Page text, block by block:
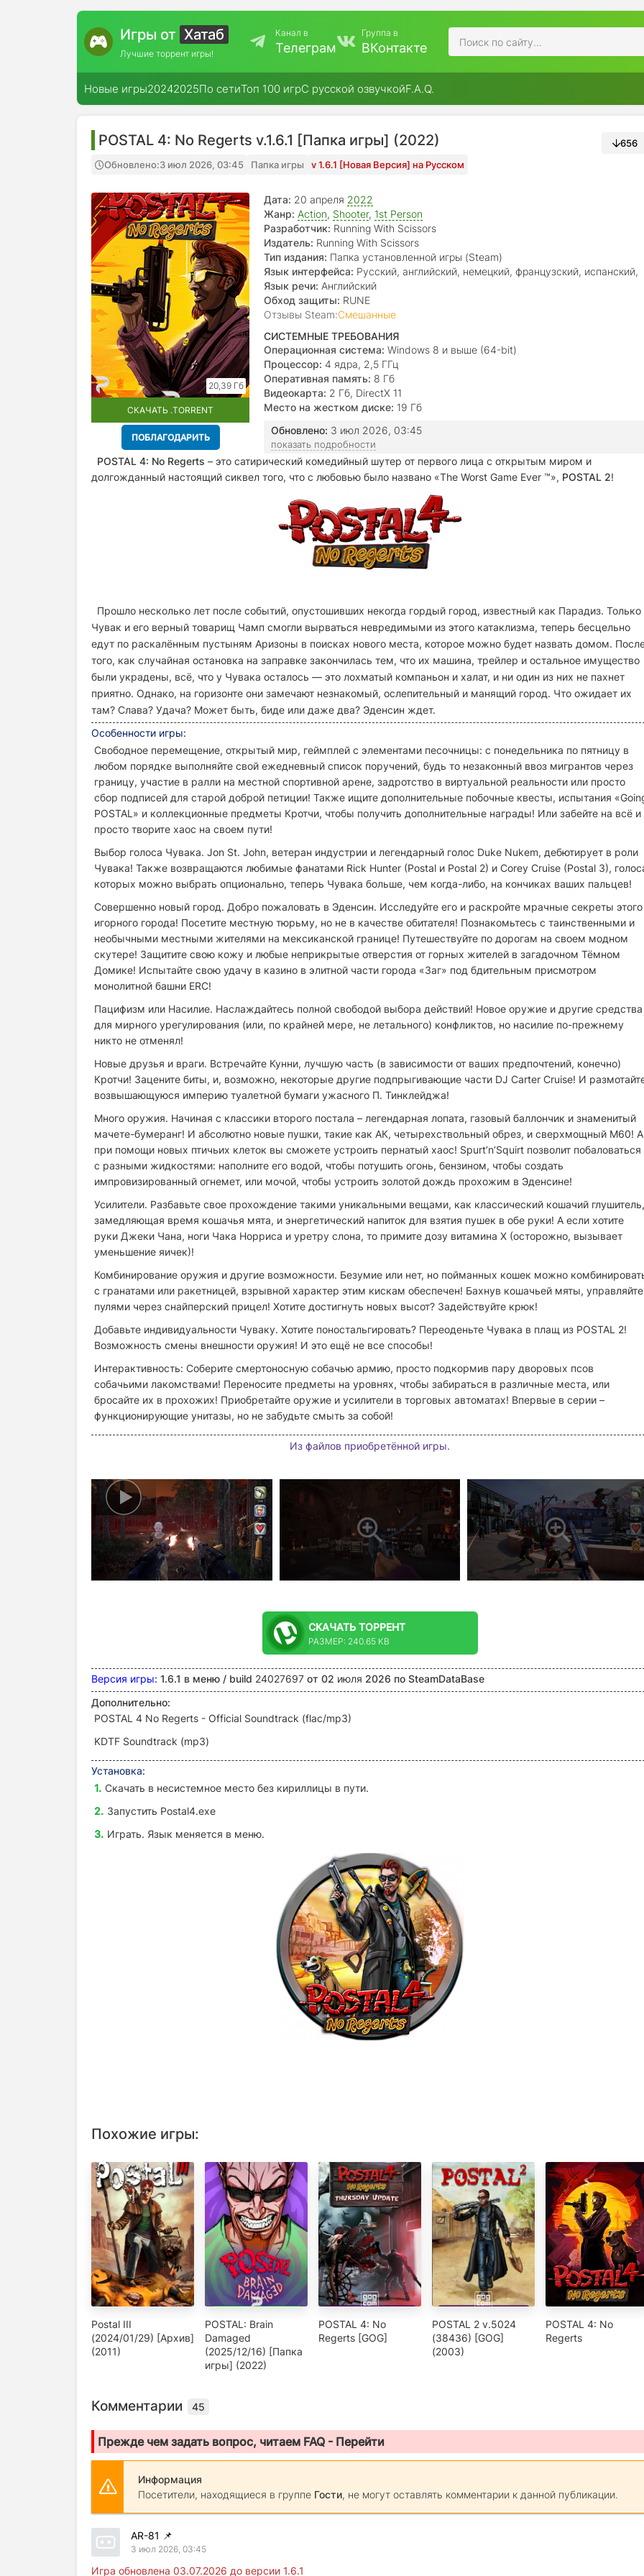
Игры от Хатаб
Лучшие торрент игры!
Канал в
Телеграм
Группа в
ВКонтакте
Новые игры20242025По сетиТоп 100 игрС русской озвучкойF.A.Q.
POSTAL 4: No Regerts v.1.6.1 [Папка игры] (2022)
Обновлено:3 июл 2026, 03:45 Папка игры v 1.6.1 [Новая Версия] на Русском
656
20,39 Гб
СКАЧАТЬ .TORRENT
ПОБЛАГОДАРИТЬ
Дата: 20 апреля 2022
Жанр: Action, Shooter, 1st Person
Разработчик: Running With Scissors
Издатель: Running With Scissors
Тип издания: Папка установленной игры (Steam)
Язык интерфейса: Русский, английский, немецкий, французский, испанский,
итальянский, польский, японский, китайский
Язык речи: Английский
Обход защиты: RUNE
Отзывы Steam:Смешанные
СИСТЕМНЫЕ ТРЕБОВАНИЯ
Операционная система: Windows 8 и выше (64-bit)
Процессор: 4 ядра, 2,5 ГГц
Оперативная память: 8 Гб
Видеокарта: 2 Гб, DirectX 11
Место на жестком диске: 19 Гб
Обновлено: 3 июл 2026, 03:45
показать подробности
POSTAL 4: No Regerts – это сатирический комедийный шутер от первого лица с открытым миром и
долгожданный настоящий сиквел того, что с любовью было названо «The Worst Game Ever ™», POSTAL 2!
Прошло несколько лет после событий, опустошивших некогда гордый город, известный как Парадиз. Только
Чувак и его верный товарищ Чамп смогли вырваться невредимыми из этого катаклизма, теперь бесцельно
едут по раскалённым пустыням Аризоны в поисках нового места, которое можно будет назвать домом.
того, как случайная остановка на заправке закончилась тем, что их машина, трейлер и остальное имущество
были украдены, всё, что у Чувака осталось — это лохматый компаньон и халат, и ни один из них не пахнет
приятно. Однако, на горизонте они замечают незнакомый, ослепительный и манящий город. Что ожидает их
там? Слава? Удача? Может быть, биде или даже два? Эденсин ждет.
Особенности игры:
Свободное перемещение, открытый мир, геймплей с элементами песочницы: с понедельника по пятницу в
любом порядке выполняйте свой ежедневный список поручений, будь то незаконный ввоз мигрантов через
границу, участие в ралли на местной спортивной арене, задротство в виртуальной реальности или просто
сбор подписей для старой доброй петиции! Также ищите дополнительные побочные квесты, испытания
POSTAL» и коллекционные предметы Кротчи, чтобы получить дополнительные награды! Или забейте на всё и
просто творите хаос на своем пути!
Выбор голоса Чувака. Jon St. John, ветеран индустрии и легендарный голос Duke Nukem, дебютирует в роли
Чувака! Также возвращаются любимые фанатами Rick Hunter (Postal и Postal 2) и Corey Cruise (Postal 3),
которых можно выбрать опционально, теперь Чувака больше, чем когда-либо, на кончиках ваших пальцев!
Совершенно новый город. Добро пожаловать в Эденсин. Исследуйте его и раскройте мрачные секреты этого
игорного города! Посетите местную тюрьму, но не в качестве обитателя! Познакомьтесь с таинственными и
необычными местными жителями на мексиканской границе! Путешествуйте по дорогам на своем модном
скутере! Защитите свою кожу и любые неприкрытые отверстия от горных жителей в загадочном Тёмном
Домике! Испытайте свою удачу в казино в элитной части города «Заг» под бдительным присмотром
монолитной башни ERC!
Пацифизм или Насилие. Наслаждайтесь полной свободой выбора действий! Новое оружие и другие средства
для мирного урегулирования (или, по крайней мере, не летального) конфликтов, но насилие по-прежнему
никто не отменял!
Новые друзья и враги. Встречайте Кунни, лучшую часть (в зависимости от ваших предпочтений, конечно)
Кротчи! Зацените биты, и, возможно, некоторые другие подпрыгивающие части DJ Carter Cruise! И
возвышающуюся империю туалетной бумаги ужасного П. Тинклейджа!
Много оружия. Начиная с классики второго постала – легендарная лопата, газовый баллончик и знаменитый
мачете-бумеранг! И абсолютно новые пушки, такие как АК, четырехствольный обрез, и сверхмощный M60! А
при помощи новых птичьих клеток вы сможете устроить пернатый хаос! Spurt’n’Squirt позволит побаловаться
с разными жидкостями: наполните его водой, чтобы потушить огонь, бензином, чтобы создать
импровизированный огнемет, или мочой, чтобы устроить золотой дождь прохожим в Эденсине!
Усилители. Разбавьте свое прохождение такими уникальными вещами, как классический кошачий глушитель,
замедляющая время кошачья мята, и энергетический напиток для взятия пушек в обе руки! А если хотите
руки Джеки Чана, ноги Чака Норриса и уретру слона, то примите дозу витамина X (осторожно, вызывает
уменьшение яичек)!
Комбинирование оружия и другие возможности. Безумие или нет, но пойманных кошек можно
с гранатами или ракетницей, взрывной характер этим кискам обеспечен! Бахнув кошачьей мяты, управляйте
пулями через снайперский прицел! Хотите достигнуть новых высот? Задействуйте крюк!
Добавьте индивидуальности Чуваку. Хотите поностальгировать? Переоденьте Чувака в плащ из POSTAL 2!
Возможность смены внешности оружия! И это ещё не все способы!
Интерактивность: Соберите смертоносную собачью армию, просто подкормив пару дворовых псов
собачьими лакомствами! Переносите предметы на уровнях, чтобы забираться в различные места, или
бросайте их в прохожих! Приобретайте оружие и усилители в торговых автоматах! Впервые в серии –
функционирующие унитазы, но не забудьте смыть за собой!
Из файлов приобретённой игры.
СКАЧАТЬ ТОРРЕНТ
РАЗМЕР: 240.65 KB
Версия игры: 1.6.1 в меню / build 24027697 от 02 июля 2026 по SteamDataBase
Дополнительно:
POSTAL 4 No Regerts - Official Soundtrack (flac/mp3)
KDTF Soundtrack (mp3)
Установка:
Скачать в несистемное место без кириллицы в пути.
Запустить Postal4.exe
Играть. Язык меняется в меню.
Похожие игры:
Postal III
(2024/01/29) [Архив]
(2011)
POSTAL: Brain
Damaged
(2025/12/16) [Папка
игры] (2022)
POSTAL 4: No
Regerts [GOG]
POSTAL 2 v.5024
(38436) [GOG]
(2003)
POSTAL 4: No
Regerts
Комментарии 45
Прежде чем задать вопрос, читаем FAQ - Перейти
Информация
Посетители, находящиеся в группе Гости, не могут оставлять комментарии к данной публикации.
AR-81 📌
3 июл 2026, 03:45
Игра обновлена 03.07.2026 до версии 1.6.1